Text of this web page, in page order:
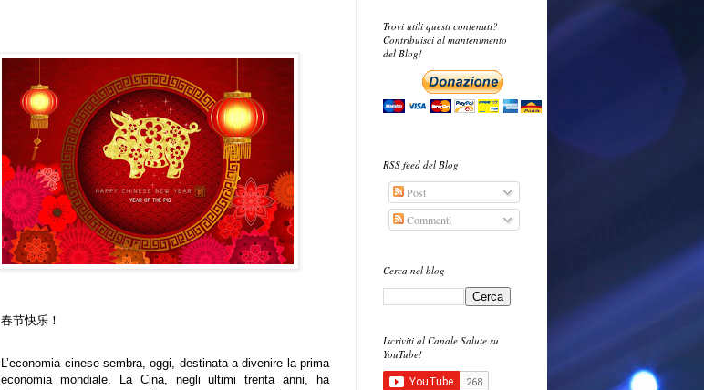
春节快乐 ！
L’economia cinese sembra, oggi, destinata a divenire la prima
economia mondiale. La Cina, negli ultimi trenta anni, ha
Trovi utili questi contenuti?
Contribuisci al mantenimento
del Blog!
RSS feed del Blog
Post
Commenti
Cerca nel blog
Iscriviti al Canale Salute su
YouTube!